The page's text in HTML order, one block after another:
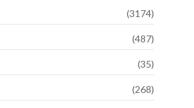
(3174)
(487)
(35)
(268)